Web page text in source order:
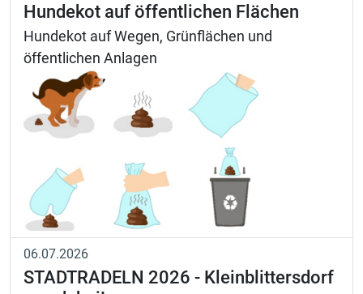
Hundekot auf öffentlichen Flächen
Hundekot auf Wegen, Grünflächen und
öffentlichen Anlagen
06.07.2026
STADTRADELN 2026 - Kleinblittersdorf